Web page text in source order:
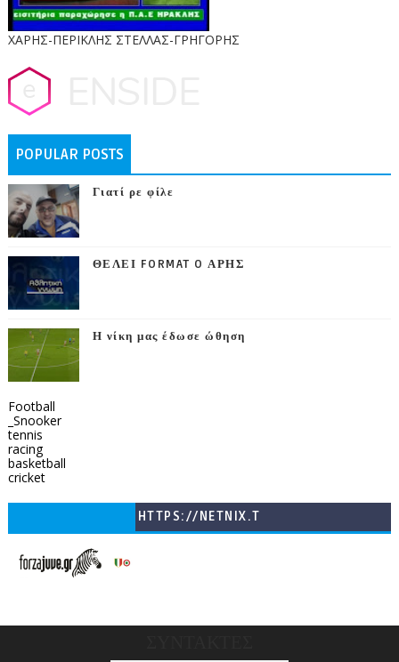
ΧΑΡΗΣ-ΠΕΡΙΚΛΗΣ ΣΤΕΛΛΑΣ-ΓΡΗΓΟΡΗΣ
POPULAR POSTS
Γιατί ρε φίλε
ΘΕΛΕΙ FORMAT O ΑΡΗΣ
Η νίκη μας έδωσε ώθηση
Football
_Snooker
tennis
racing
basketball
cricket
HTTPS://NETNIX.T